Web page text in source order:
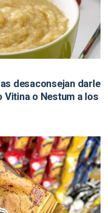
desaconsejan darle
o Nestum a los